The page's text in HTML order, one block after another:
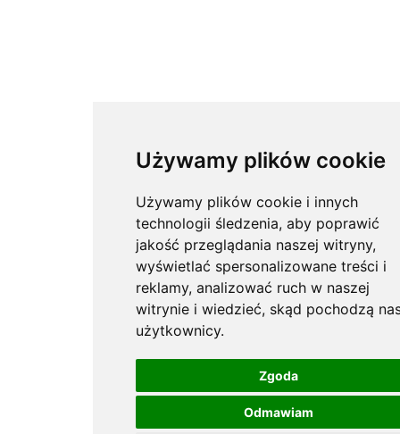
Używamy plików cookie
Używamy plików cookie i innych
technologii śledzenia, aby poprawić
jakość przeglądania naszej witryny,
wyświetlać spersonalizowane treści i
reklamy, analizować ruch w naszej
witrynie i wiedzieć, skąd pochodzą
użytkownicy.
Zgoda
Odmawiam